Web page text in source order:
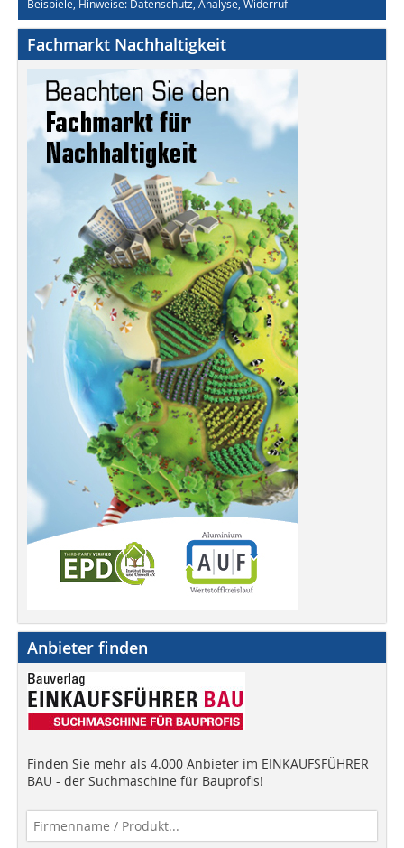
Beispiele, Hinweise: Datenschutz, Analyse, Widerruf
Fachmarkt Nachhaltigkeit
Anbieter finden
Finden Sie mehr als 4.000 Anbieter im EINKAUFSFÜHRER
BAU - der Suchmaschine für Bauprofis!